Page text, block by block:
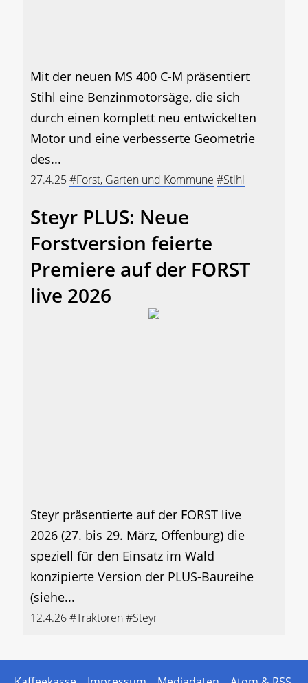
Mit der neuen MS 400 C-M präsentiert
Stihl eine Benzinmotorsäge, die sich
durch einen komplett neu entwickelten
Motor und eine verbesserte Geometrie
des...
27.4.25#Forst, Garten und Kommune #Stihl
Steyr PLUS: Neue
Forstversion feierte
Premiere auf der FORST
live 2026
Steyr präsentierte auf der FORST live
2026 (27. bis 29. März, Offenburg) die
speziell für den Einsatz im Wald
konzipierte Version der PLUS-Baureihe
(siehe...
12.4.26#Traktoren#Steyr